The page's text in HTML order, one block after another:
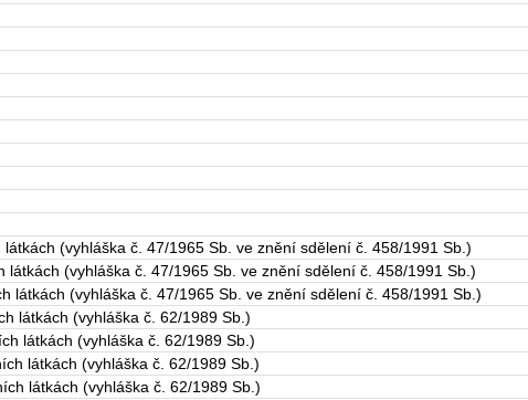
(vyhláška č. 47/1965 Sb. ve znění sdělení č. 458/1991 Sb.)
(vyhláška č. 47/1965 Sb. ve znění sdělení č. 458/1991 Sb.)
látkách (vyhláška č. 47/1965 Sb. ve znění sdělení č. 458/1991 Sb.)
látkách (vyhláška č. 62/1989 Sb.)
látkách (vyhláška č. 62/1989 Sb.)
látkách (vyhláška č. 62/1989 Sb.)
látkách (vyhláška č. 62/1989 Sb.)